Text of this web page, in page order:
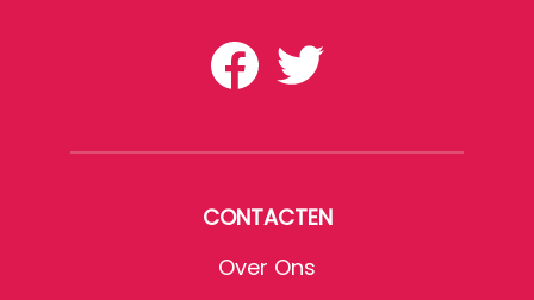
CONTACTEN
Over Ons